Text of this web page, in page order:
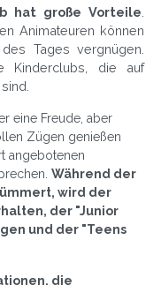
hat große Vorteile
Animateuren können
Tages vergnügen.
Kinderclubs, die auf
eine Freude, aber
Zügen genießen
angebotenen
Während der
wird der
der "Junior
und der "Teens
die